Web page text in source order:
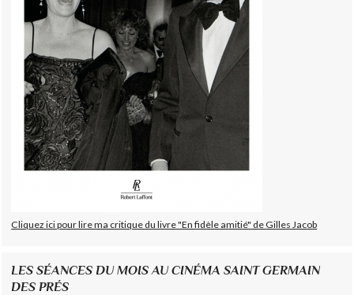
Cliquez ici pour lire ma critique du livre "En fidèle amitié" de Gilles Jacob
LES SÉANCES DU MOIS AU CINÉMA SAINT GERMAIN
DES PRÉS